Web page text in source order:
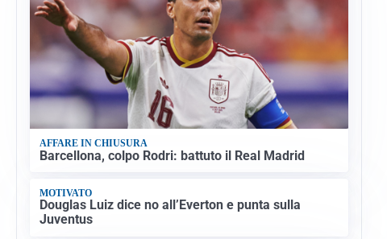
AFFARE IN CHIUSURA
Barcellona, colpo Rodri: battuto il Real Madrid
MOTIVATO
Douglas Luiz dice no all’Everton e punta sulla
Juventus